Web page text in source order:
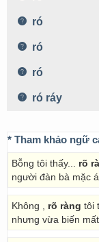
ró
ró
ró
ró ráy
* Tham khảo ngữ
Bỗng tôi thấy... rõ
người đàn bà mặc
Không , rõ ràng tôi
nhưng vừa biến mất.